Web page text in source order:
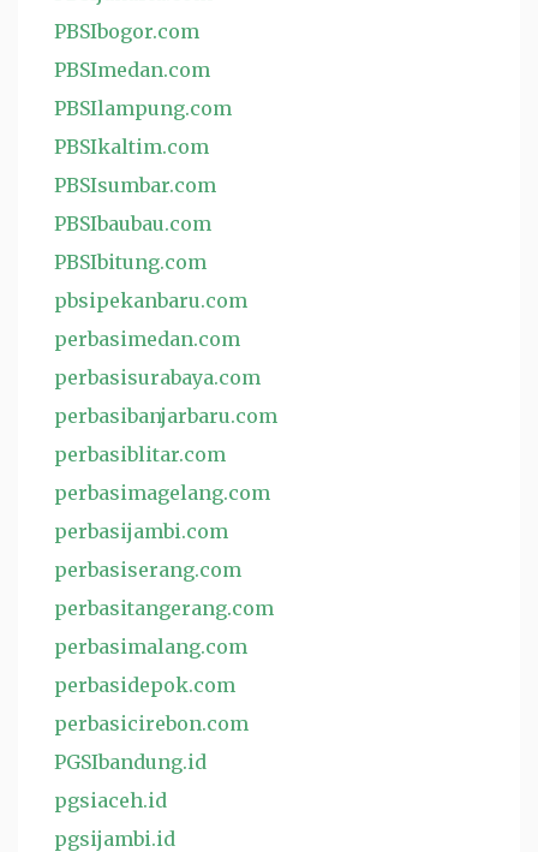
PBSIbogor.com
PBSImedan.com
PBSIlampung.com
PBSIkaltim.com
PBSIsumbar.com
PBSIbaubau.com
PBSIbitung.com
pbsipekanbaru.com
perbasimedan.com
perbasisurabaya.com
perbasibanjarbaru.com
perbasiblitar.com
perbasimagelang.com
perbasijambi.com
perbasiserang.com
perbasitangerang.com
perbasimalang.com
perbasidepok.com
perbasicirebon.com
PGSIbandung.id
pgsiaceh.id
pgsijambi.id